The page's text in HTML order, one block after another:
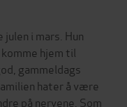
i mars. Hun
hjem til
gammeldags
hater å være
på nervene. Som